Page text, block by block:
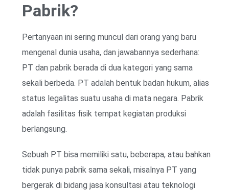
Pabrik?
Pertanyaan ini sering muncul dari orang yang baru
mengenal dunia usaha, dan jawabannya sederhana:
PT dan pabrik berada di dua kategori yang sama
sekali berbeda. PT adalah bentuk badan hukum, alias
status legalitas suatu usaha di mata negara. Pabrik
adalah fasilitas fisik tempat kegiatan produksi
berlangsung.
Sebuah PT bisa memiliki satu, beberapa, atau bahkan
tidak punya pabrik sama sekali, misalnya PT yang
bergerak di bidang jasa konsultasi atau teknologi